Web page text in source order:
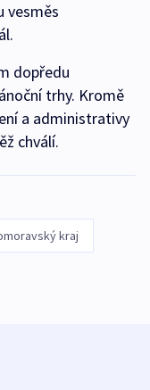
vesměs
dopředu
trhy. Kromě
a administrativy
chválí.
kraj